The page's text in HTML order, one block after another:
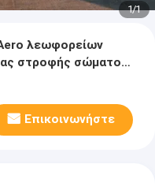
1/1
λεωφορείων
στροφής σώματος
Επικοινωνήστε